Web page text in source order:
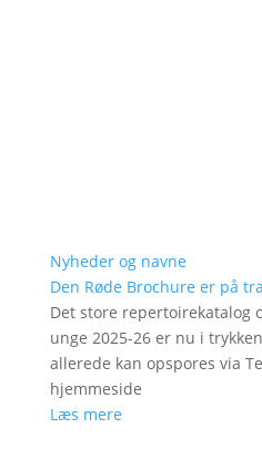
Nyheder og navne
Den Røde Brochure er på
Det store repertoirekatalog
unge 2025-26 er nu i
allerede kan opspores via
hjemmeside
Læs mere